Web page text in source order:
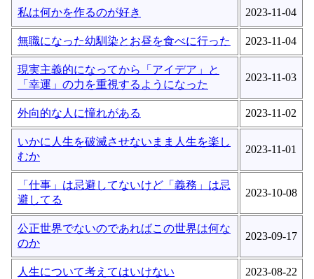
私は何かを作るのが好き 2023-11-04
無職になった幼馴染とお昼を食べに行った 2023-11-04
現実主義的になってから「アイデア」と
「幸運」の力を重視するようになった
2023-11-03
外向的な人に憧れがある 2023-11-02
いかに人生を破滅させないまま人生を楽し
むか
2023-11-01
「仕事」は忌避してないけど「義務」は忌
避してる
2023-10-08
公正世界でないのであればこの世界は何な
のか
2023-09-17
人生について考えてはいけない 2023-08-22